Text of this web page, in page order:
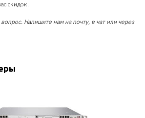
скидок.
Напишите нам на почту, в чат или через